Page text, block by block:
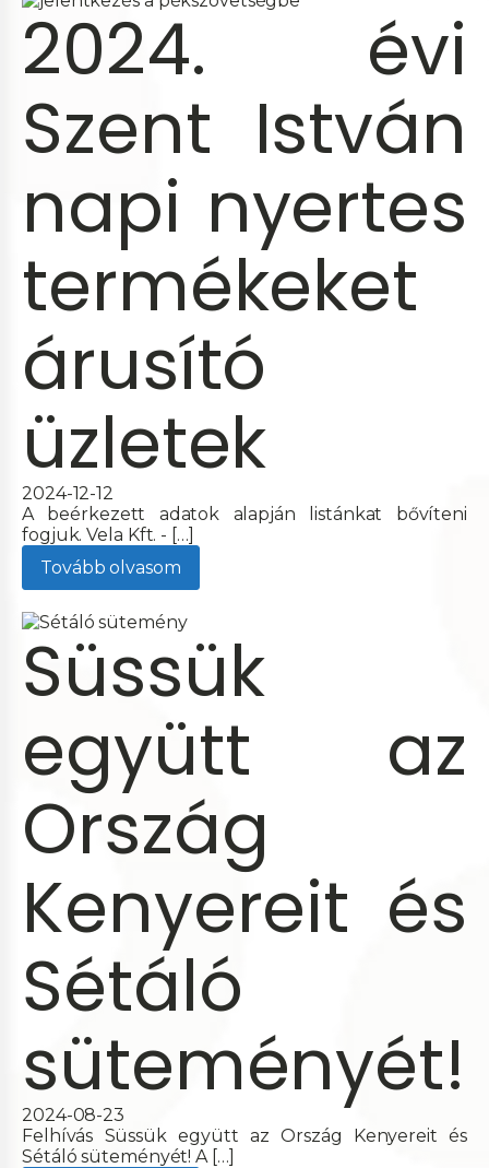
2024. évi
Szent István
napi nyertes
termékeket
árusító
üzletek
2024-12-12
A beérkezett adatok alapján listánkat bővíteni
fogjuk. Vela Kft. - […]
Tovább olvasom
Süssük
együtt az
Ország
Kenyereit és
Sétáló
süteményét!
2024-08-23
Felhívás Süssük együtt az Ország Kenyereit és
Sétáló süteményét! A […]